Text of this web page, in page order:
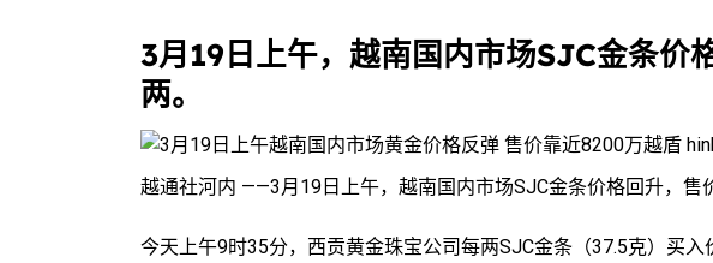
3月19日上午，越南国内市场SJC金条
两。
越通社河内 ——3月19日上午，越南国内市场SJC金条价格回升，售
今天上午9时35分，西贡黄金珠宝公司每两SJC金条（37.5克）买